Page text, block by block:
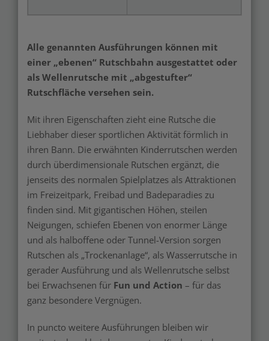
Alle genannten Ausführungen können mit
einer „ebenen“ Rutschbahn ausgestattet oder
als Wellenrutsche mit „abgestufter“
Rutschfläche versehen sein.
Mit ihren Eigenschaften zieht eine Rutsche die
Liebhaber dieser sportlichen Aktivität förmlich in
ihren Bann. Die erwähnten Kinderrutschen werden
durch überdimensionale Rutschen ergänzt, die
jenseits des normalen Spielplatzes als Attraktionen
im Freizeitpark, Freibad und Badeparadies zu
finden sind. Mit gigantischen Höhen, steilen
Neigungen, schiefen Ebenen von enormer Länge
und als halboffene oder Tunnel-Version sorgen
Rutschen als „Trockenanlage“, als Wasserrutsche in
gerader Ausführung und als Wellenrutsche selbst
bei Erwachsenen für Fun und Action – für das
ganz besondere Vergnügen.
In puncto weitere Ausführungen bleiben wir